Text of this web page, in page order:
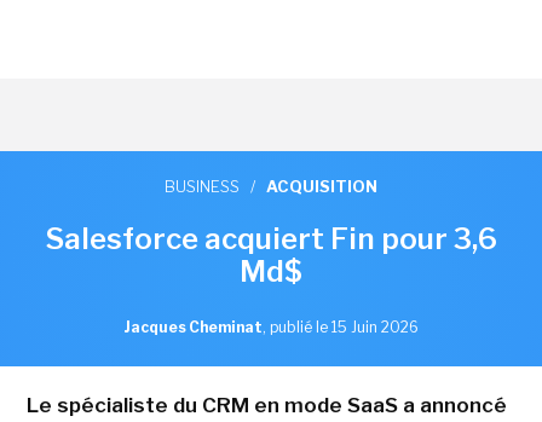
BUSINESS / ACQUISITION
Salesforce acquiert Fin pour 3,6
Md$
Jacques Cheminat, publié le 15 Juin 2026
Le spécialiste du CRM en mode SaaS a annoncé